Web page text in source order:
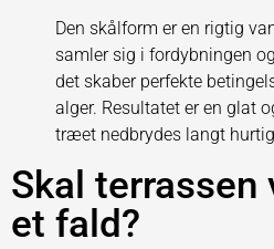
Den skålform er en rigtig
samler sig i fordybningen
det skaber perfekte
alger. Resultatet er en glat
træet nedbrydes langt
Skal terrassen
et fald?